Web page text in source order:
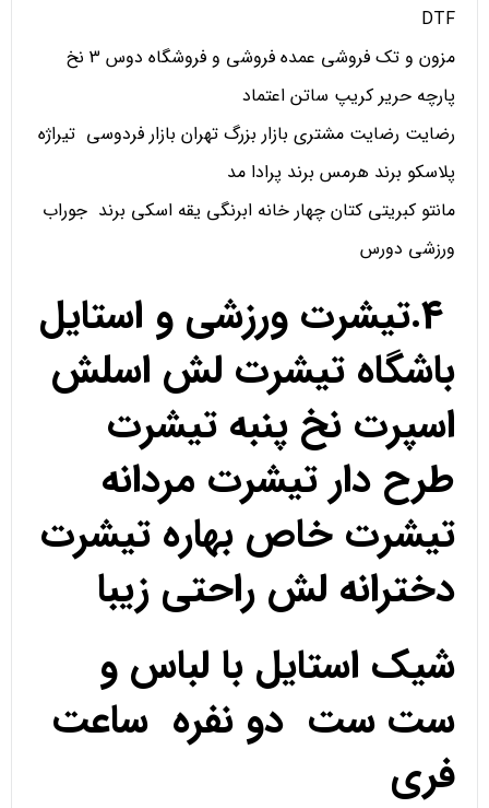
DTF
مزون و تک فروشی عمده فروشی و فروشگاه دوس 3 نخ
پارچه حریر کریپ ساتن اعتماد
رضایت رضایت مشتری بازار بزرگ تهران بازار فردوسی تیراژه
پلاسکو برند هرمس برند پرادا مد
مانتو کبریتی کتان چهار خانه ابرنگی یقه اسکی برند جوراب
ورزشی دورس
4.تیشرت ورزشی و استایل
باشگاه تیشرت لش اسلش
اسپرت نخ پنبه تیشرت
طرح دار تیشرت مردانه
تیشرت خاص بهاره تیشرت
دخترانه لش راحتی زیبا
شیک استایل با لباس و
ست ست دو نفره ساعت
فری